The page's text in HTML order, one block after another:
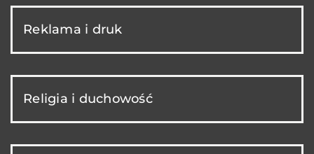
Reklama i druk
Religia i duchowość